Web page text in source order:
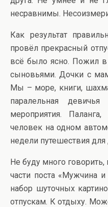
несравнимы.
Как результат
провёл прекрасный
всё было ясно. Пожил
сыновьями. Дочки с
Мы – море, книги,
паралельная
мероприятия.
человек на одном
недели путешествия для
Не буду много
части поста «Мужчина
набор шуточных
отпускам. К отдыху.